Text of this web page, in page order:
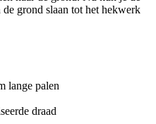
grond slaan tot het hekwerk
lange palen
draad